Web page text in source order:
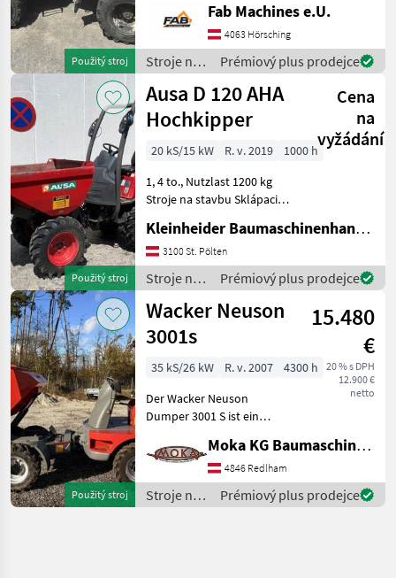
Použitý stroj
überprüft, neues Service
mit vorheriger
Terminvereinbarung - Wir b
Fab Machines e.U.
4063 Hörsching
Stroje na
stavbu /
Thwaites
Prémiový plus prodejce
Použitý stroj
Ausa D 120 AHA
Hochkipper
Cena
na
vyžádání
20 kS/15 kW R. v. 2019
1000 h
1, 4 to., Nutzlast 1200 kg
Stroje na stavbu Sklápacie
Kleinheider Baumaschinenhandel GmbH.
3100 St. Pölten
Stroje na
stavbu /
Ausa
Prémiový plus prodejce
Použitý stroj
Wacker Neuson
3001s
15.480
€
20 % s DPH
12.900 €
netto
35 kS/26 kW R. v. 2007
4300 h
Der Wacker Neuson
Dumper 3001 S ist ein
Baugerät, das ideal für
Bauprojekte jeder Art
geeignet ist. Dieses Modell
aus dem Baujahr 2007 ist
Moka KG Baumaschinenhandel
4846 Redlham
Stroje na
stavbu /
Prémiový plus prodejce